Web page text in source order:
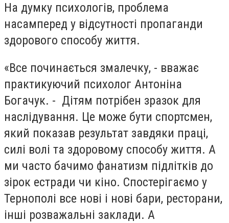
На думку психологів, проблема
насамперед у відсутності пропаганди
здорового способу життя.
«Все починається змалечку, - вважає
практикуючий психолог Антоніна
Богачук. - Дітям потрібен зразок для
наслідування. Це може бути спортсмен,
який показав результат завдяки праці,
силі волі та здоровому способу життя. А
ми часто бачимо фанатизм підлітків до
зірок естради чи кіно. Спостерігаємо у
Тернополі все нові і нові бари, ресторани,
інші розважальні заклади. А